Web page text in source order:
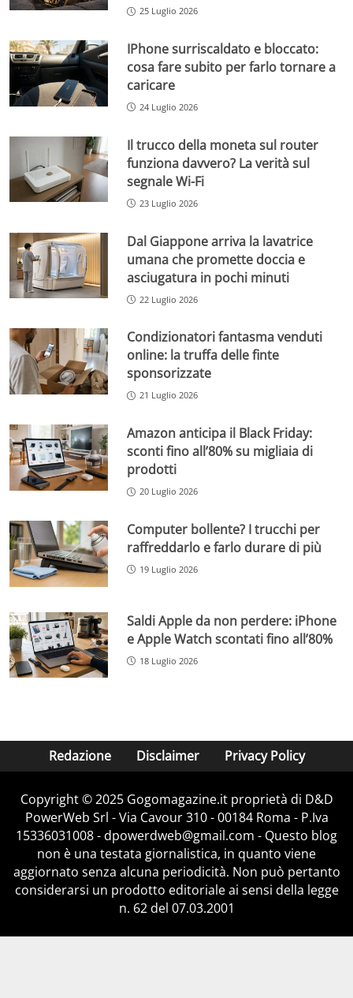
25 Luglio 2026
IPhone surriscaldato e bloccato:
cosa fare subito per farlo tornare a
caricare
24 Luglio 2026
Il trucco della moneta sul router
funziona davvero? La verità sul
segnale Wi-Fi
23 Luglio 2026
Dal Giappone arriva la lavatrice
umana che promette doccia e
asciugatura in pochi minuti
22 Luglio 2026
Condizionatori fantasma venduti
online: la truffa delle finte
sponsorizzate
21 Luglio 2026
Amazon anticipa il Black Friday:
sconti fino all’80% su migliaia di
prodotti
20 Luglio 2026
Computer bollente? I trucchi per
raffreddarlo e farlo durare di più
19 Luglio 2026
Saldi Apple da non perdere: iPhone
e Apple Watch scontati fino all’80%
18 Luglio 2026
Redazione Disclaimer Privacy Policy
Copyright © 2025 Gogomagazine.it proprietà di D&D
PowerWeb Srl - Via Cavour 310 - 00184 Roma - P.Iva
15336031008 - dpowerdweb@gmail.com - Questo blog
non è una testata giornalistica, in quanto viene
aggiornato senza alcuna periodicità. Non può pertanto
considerarsi un prodotto editoriale ai sensi della legge
n. 62 del 07.03.2001